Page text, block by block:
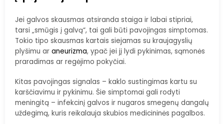
Jei galvos skausmas atsiranda staiga ir labai stipriai,
tarsi „smūgis į galvą“, tai gali būti pavojingas simptomas.
Tokio tipo skausmas kartais siejamas su kraujagyslių
plyšimu ar aneurizma, ypač jei jį lydi pykinimas, sąmonės
praradimas ar regėjimo pokyčiai.
Kitas pavojingas signalas – kaklo sustingimas kartu su
karščiavimu ir pykinimu. Šie simptomai gali rodyti
meningitą – infekcinį galvos ir nugaros smegenų dangalų
uždegimą, kuris reikalauja skubios medicininės pagalbos.